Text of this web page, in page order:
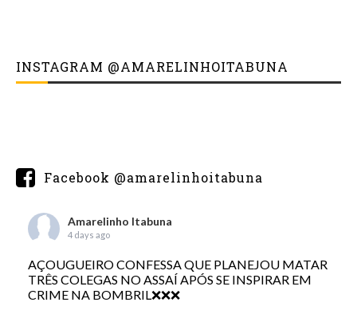
INSTAGRAM @AMARELINHOITABUNA
Facebook @amarelinhoitabuna
Amarelinho Itabuna
4 days ago
AÇOUGUEIRO CONFESSA QUE PLANEJOU MATAR
TRÊS COLEGAS NO ASSAÍ APÓS SE INSPIRAR EM
CRIME NA BOMBRIL❌❌❌